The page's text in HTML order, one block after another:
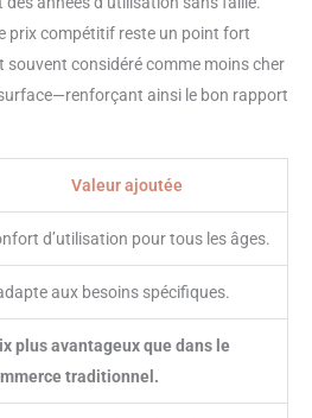
prix compétitif reste un point fort
souvent considéré comme moins cher
ainsi le bon rapport
Valeur ajoutée
d’utilisation pour tous les âges.
aux besoins spécifiques.
plus avantageux que dans le
traditionnel.